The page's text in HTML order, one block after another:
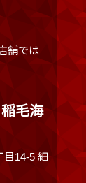
舗では
毛海
14-5 細